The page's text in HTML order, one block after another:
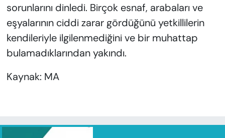
sorunlarını dinledi. Birçok esnaf, arabaları ve
eşyalarının ciddi zarar gördüğünü yetkillilerin
kendileriyle ilgilenmediğini ve bir muhattap
bulamadıklarından yakındı.
Kaynak: MA